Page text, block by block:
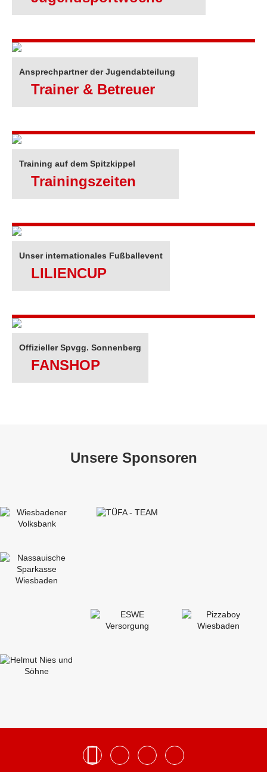
Ansprechpartner der Jugendabteilung
Trainer & Betreuer
Training auf dem Spitzkippel
Trainingszeiten
Unser internationales Fußballevent
LILIENCUP
Offizieller Spvgg. Sonnenberg
FANSHOP
Unsere Sponsoren